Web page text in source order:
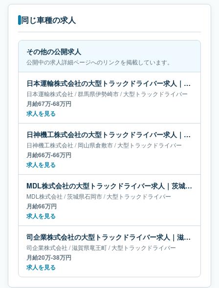
同じ車種の求人
その他の公開求人
公開中の求人詳細ページへのリンクを掲載しています。
日本運輸株式会社の大型トラックドライバー求人｜群馬県伊勢崎市｜月給67万-68万円
日本運輸株式会社 /群馬県伊勢崎市/大型トラックドライバー
月給67万-68万円
求人を見る
日神機工株式会社の大型トラックドライバー求人｜岡山県倉敷市｜月給66万-66万円
日神機工株式会社 /岡山県倉敷市/大型トラックドライバー
月給66万-66万円
求人を見る
MDL株式会社の大型トラックドライバー求人｜茨城県石岡市｜月給66万円
MDL株式会社 /茨城県石岡市/大型トラックドライバー
月給66万円
求人を見る
司企業株式会社の大型トラックドライバー求人｜滋賀県竜王町｜月給20万-38万円
司企業株式会社 /滋賀県竜王町/大型トラックドライバー
月給20万-38万円
求人を見る